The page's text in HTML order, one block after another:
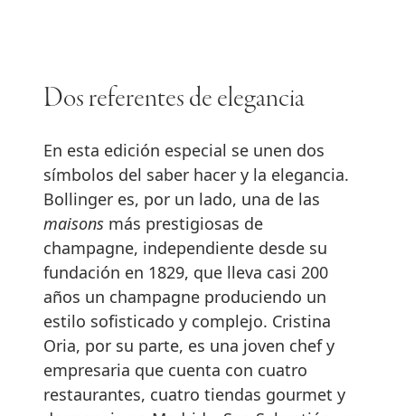
Dos referentes de elegancia
En esta edición especial se unen dos
símbolos del saber hacer y la elegancia.
Bollinger es, por un lado, una de las
maisons más prestigiosas de
champagne, independiente desde su
fundación en 1829, que lleva casi 200
años un champagne produciendo un
estilo sofisticado y complejo. Cristina
Oria, por su parte, es una joven chef y
empresaria que cuenta con cuatro
restaurantes, cuatro tiendas gourmet y